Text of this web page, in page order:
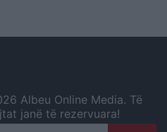
Albeu Online Media. Të
janë të rezervuara!